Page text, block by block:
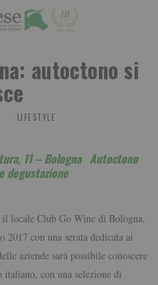
autoctono si
LIFESTYLE
11 – BolognaAutoctono
degustazione
il locale Club Go Wine di Bologna,
2017 con una serata dedicata ai
aziende sarà possibile conoscere
con una selezione di